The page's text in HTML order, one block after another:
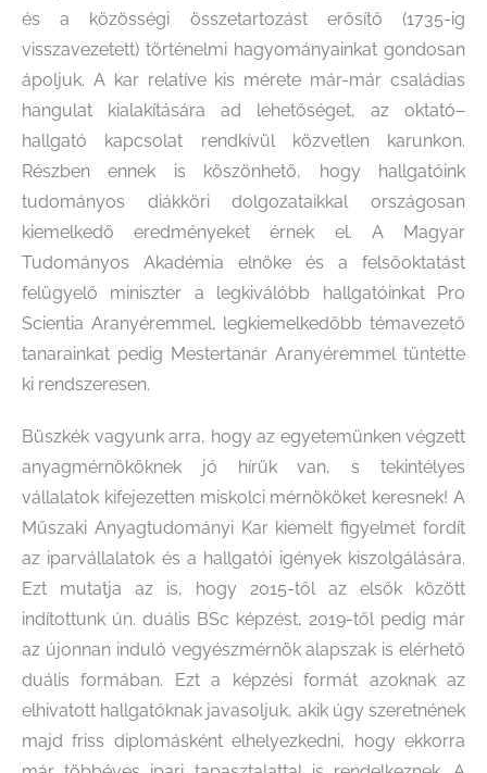
és a közösségi összetartozást erősítő (1735-ig
visszavezetett) történelmi hagyományainkat gondosan
ápoljuk. A kar relatíve kis mérete már-már családias
hangulat kialakítására ad lehetőséget, az oktató–
hallgató kapcsolat rendkívül közvetlen karunkon.
Részben ennek is köszönhető, hogy hallgatóink
tudományos diákköri dolgozataikkal országosan
kiemelkedő eredményeket érnek el. A Magyar
Tudományos Akadémia elnöke és a felsőoktatást
felügyelő miniszter a legkiválóbb hallgatóinkat Pro
Scientia Aranyéremmel, legkiemelkedőbb témavezető
tanarainkat pedig Mestertanár Aranyéremmel tüntette
ki rendszeresen.
Büszkék vagyunk arra, hogy az egyetemünken végzett
anyagmérnököknek jó hírük van, s tekintélyes
vállalatok kifejezetten miskolci mérnököket keresnek! A
Műszaki Anyagtudományi Kar kiemelt figyelmet fordít
az iparvállalatok és a hallgatói igények kiszolgálására.
Ezt mutatja az is, hogy 2015-től az elsők között
indítottunk ún. duális BSc képzést, 2019-től pedig már
az újonnan induló vegyészmérnök alapszak is elérhető
duális formában. Ezt a képzési formát azoknak az
elhivatott hallgatóknak javasoljuk, akik úgy szeretnének
majd friss diplomásként elhelyezkedni, hogy ekkorra